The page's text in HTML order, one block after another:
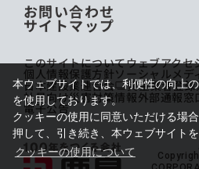
本ウェブサイトでは、利便性の向上
を使用しております。
クッキーの使用に同意いただける場
押して、引き続き、本ウェブサイトを
クッキーの使用について
お問い合わせ
サイトマップ
このサイトについてウェブアクセ
個人情報保護方針ソーシャルメデ
日本建設業連合会 貸金業者登
社員向け災害対策情報外部通報窓
電子公告